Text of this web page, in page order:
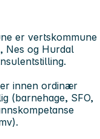
er vertskommune
Nes og Hurdal
innen ordinær
(barnehage, SFO,